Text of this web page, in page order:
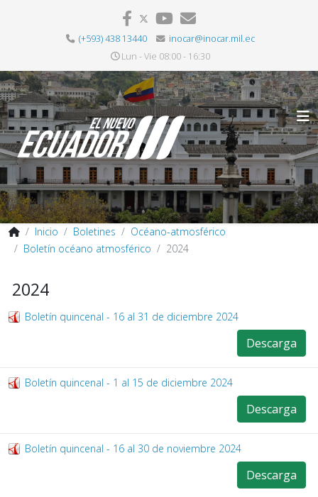
(+593) 438 13440
inocar@inocar.mil.ec
Lun - Vie 08:00 - 16:30
Inicio Boletines
Océano-atmosférico
Boletín océano atmosférico
2024
2024
Boletín quincenal - 16 al 31 de diciembre 2024
Descarga
Boletín quincenal - 1 al 15 de diciembre 2024
Descarga
Boletín quincenal - 16 al 30 de noviembre 2024
Descarga